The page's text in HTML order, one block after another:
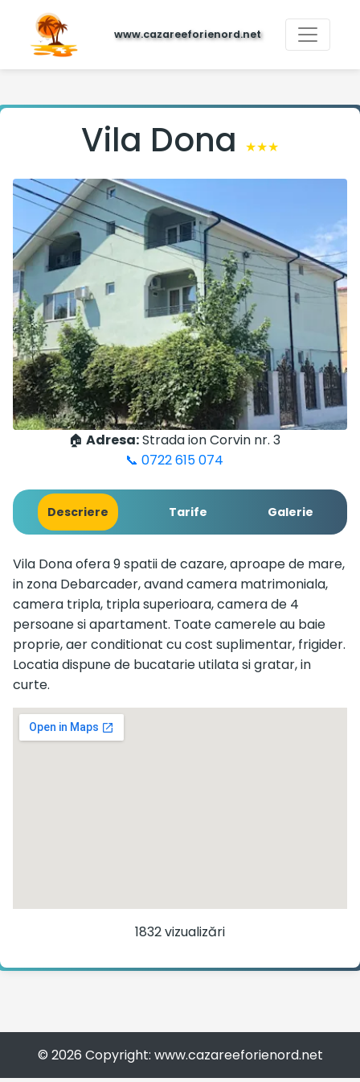
www.cazareeforienord.net
Vila Dona ★★★
🏠 Adresa:Strada ion Corvin nr. 3
📞 0722 615 074
Descriere Tarife Galerie
Vila Dona ofera 9 spatii de cazare, aproape de mare,
in zona Debarcader, avand camera matrimoniala,
camera tripla, tripla superioara, camera de 4
persoane si apartament. Toate camerele au baie
proprie, aer conditionat cu cost suplimentar, frigider.
Locatia dispune de bucatarie utilata si gratar, in
curte.
1832 vizualizări
© 2026 Copyright: www.cazareeforienord.net